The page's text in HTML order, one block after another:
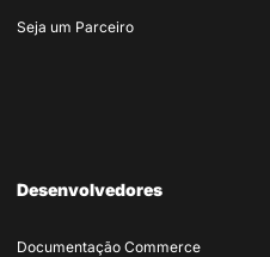
Seja um Parceiro
Desenvolvedores
Documentação Commerce